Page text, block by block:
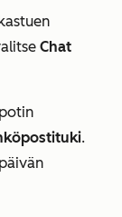
Chat
.